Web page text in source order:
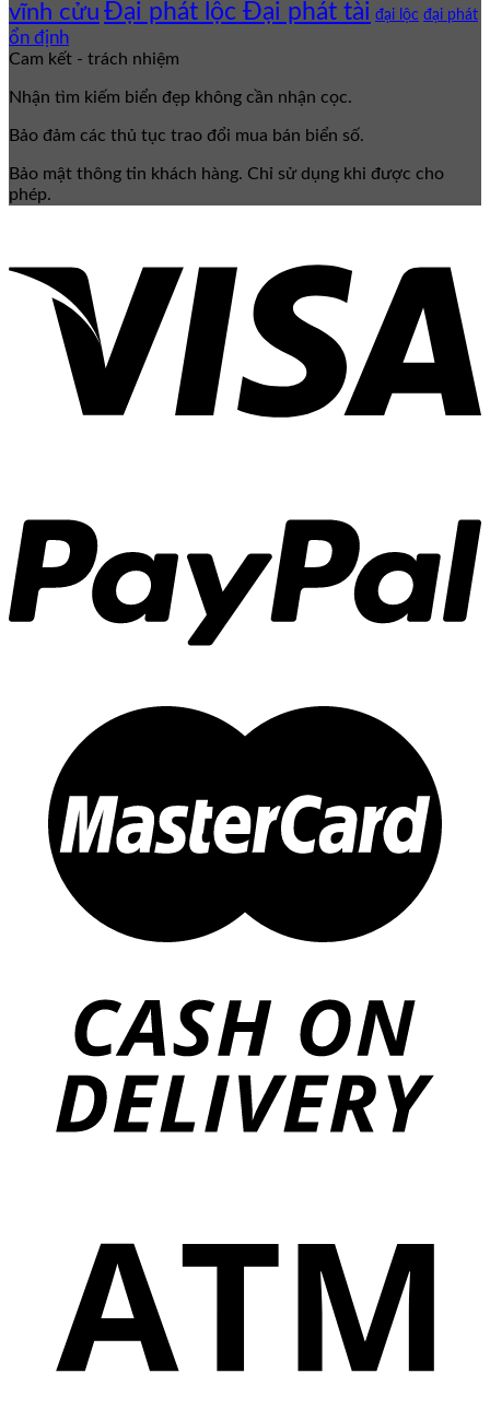
vĩnh cửu Đại phát lộc Đại phát tài đại lộc đại phát
ổn định
Cam kết - trách nhiệm
Nhận tìm kiếm biển đẹp không cần nhận cọc.
Bảo đảm các thủ tục trao đổi mua bán biển số.
Bảo mật thông tin khách hàng. Chỉ sử dụng khi được cho
phép.